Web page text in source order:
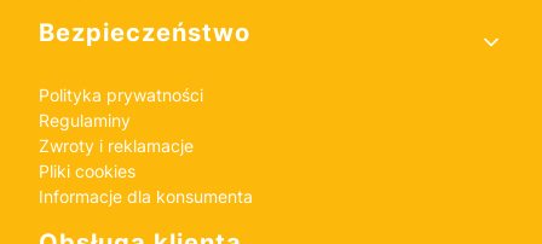
Bezpieczeństwo
Polityka prywatności
Regulaminy
Zwroty i reklamacje
Pliki cookies
Informacje dla konsumenta